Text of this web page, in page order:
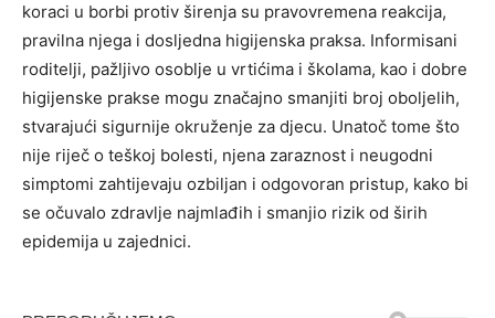
koraci u borbi protiv širenja su pravovremena reakcija,
pravilna njega i dosljedna higijenska praksa. Informisani
roditelji, pažljivo osoblje u vrtićima i školama, kao i dobre
higijenske prakse mogu značajno smanjiti broj oboljelih,
stvarajući sigurnije okruženje za djecu. Unatoč tome što
nije riječ o teškoj bolesti, njena zaraznost i neugodni
simptomi zahtijevaju ozbiljan i odgovoran pristup, kako bi
se očuvalo zdravlje najmlađih i smanjio rizik od širih
epidemija u zajednici.